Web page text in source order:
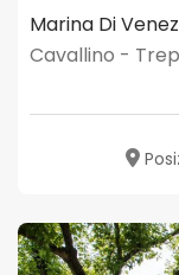
Marina Di
Cavallino -